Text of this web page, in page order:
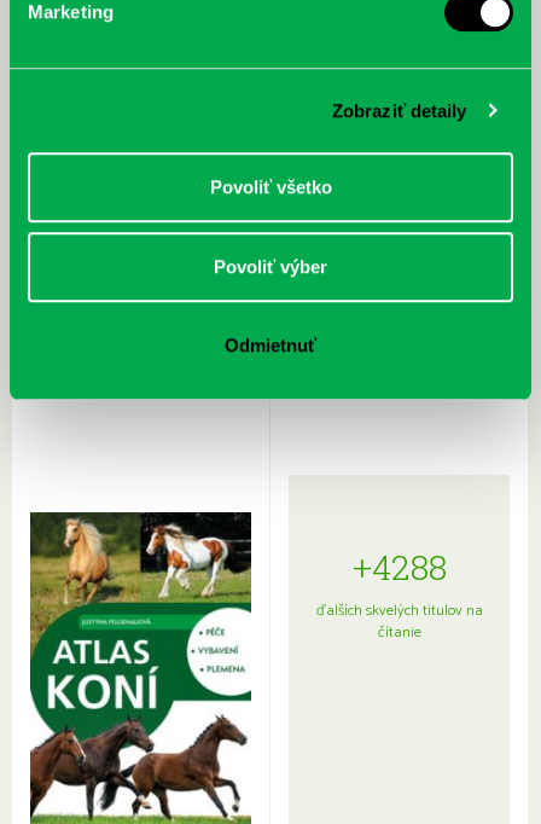
Marketing
Zobraziť detaily
Povoliť všetko
Povoliť výber
Odmietnuť
Sprievodca po hviezdnej oblohe
Hardy, Paula: Japonsko na tanieri:
kompletný sprievodca
+4288
ďalších skvelých titulov na
čítanie